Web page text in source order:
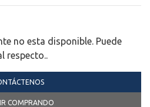
no esta disponible. Puede
respecto..
COMPRANDO